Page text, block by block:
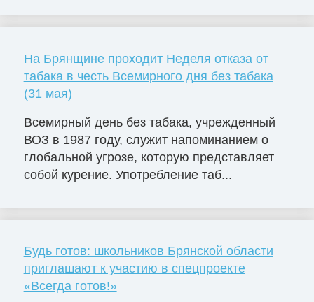
На Брянщине проходит Неделя отказа от
табака в честь Всемирного дня без табака
(31 мая)
Всемирный день без табака, учрежденный
ВОЗ в 1987 году, служит напоминанием о
глобальной угрозе, которую представляет
собой курение. Употребление таб...
Будь готов: школьников Брянской области
приглашают к участию в спецпроекте
«Всегда готов!»